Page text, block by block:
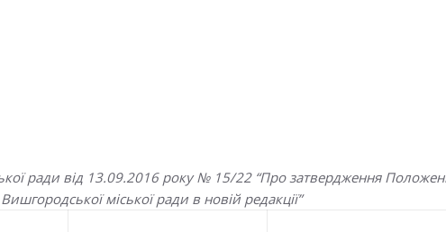
ради від 13.09.2016 року № 15/22 “Про затвердження
міської ради в новій редакції”